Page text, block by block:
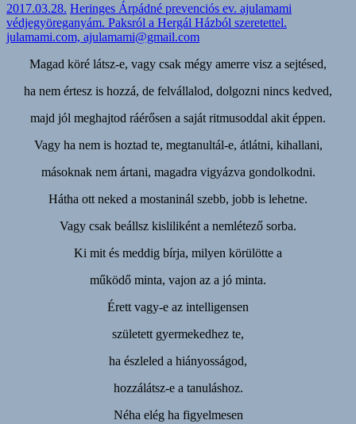
2017.03.28. Heringes Árpádné prevenciós ev. ajulamami
védjegyöreganyám. Paksról a Hergál Házból szeretettel.
julamami.com, ajulamami@gmail.com
Magad köré látsz-e, vagy csak mégy amerre visz a sejtésed,
ha nem értesz is hozzá, de felvállalod, dolgozni nincs kedved,
majd jól meghajtod ráérősen a saját ritmusoddal akit éppen.
Vagy ha nem is hoztad te, megtanultál-e, átlátni, kihallani,
másoknak nem ártani, magadra vigyázva gondolkodni.
Hátha ott neked a mostaninál szebb, jobb is lehetne.
Vagy csak beállsz kisliliként a nemlétező sorba.
Ki mit és meddig bírja, milyen körülötte a
működő minta, vajon az a jó minta.
Érett vagy-e az intelligensen
született gyermekedhez te,
ha észleled a hiányosságod,
hozzálátsz-e a tanuláshoz.
Néha elég ha figyelmesen